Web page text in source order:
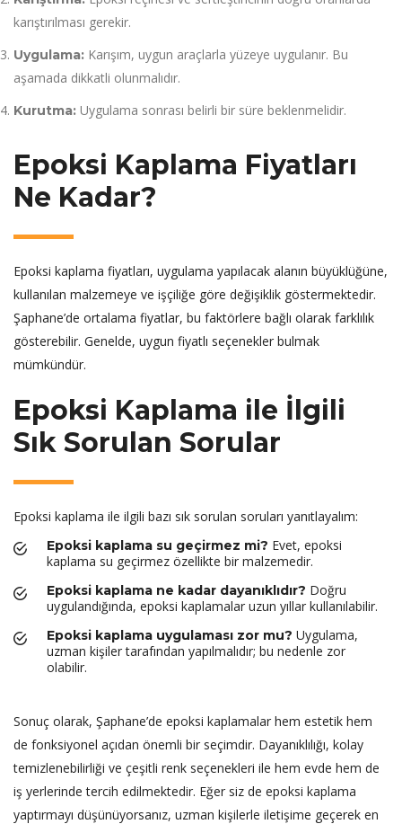
karıştırılması gerekir.
Uygulama: Karışım, uygun araçlarla yüzeye uygulanır. Bu
aşamada dikkatli olunmalıdır.
Kurutma: Uygulama sonrası belirli bir süre beklenmelidir.
Epoksi Kaplama Fiyatları
Ne Kadar?
Epoksi kaplama fiyatları, uygulama yapılacak alanın büyüklüğüne,
kullanılan malzemeye ve işçiliğe göre değişiklik göstermektedir.
Şaphane’de ortalama fiyatlar, bu faktörlere bağlı olarak farklılık
gösterebilir. Genelde, uygun fiyatlı seçenekler bulmak
mümkündür.
Epoksi Kaplama ile İlgili
Sık Sorulan Sorular
Epoksi kaplama ile ilgili bazı sık sorulan soruları yanıtlayalım:
Epoksi kaplama su geçirmez mi? Evet, epoksi
kaplama su geçirmez özellikte bir malzemedir.
Epoksi kaplama ne kadar dayanıklıdır? Doğru
uygulandığında, epoksi kaplamalar uzun yıllar kullanılabilir.
Epoksi kaplama uygulaması zor mu? Uygulama,
uzman kişiler tarafından yapılmalıdır; bu nedenle zor
olabilir.
Sonuç olarak, Şaphane’de epoksi kaplamalar hem estetik hem
de fonksiyonel açıdan önemli bir seçimdir. Dayanıklılığı, kolay
temizlenebilirliği ve çeşitli renk seçenekleri ile hem evde hem de
iş yerlerinde tercih edilmektedir. Eğer siz de epoksi kaplama
yaptırmayı düşünüyorsanız, uzman kişilerle iletişime geçerek en